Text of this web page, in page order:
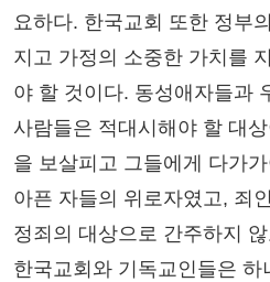
요하다. 한국교회 또한 정부
지고 가정의 소중한 가치를
야 할 것이다. 동성애자들과
사람들은 적대시해야 할 대
을 보살피고 그들에게 다가
아픈 자들의 위로자였고, 죄
정죄의 대상으로 간주하지
한국교회와 기독교인들은 하